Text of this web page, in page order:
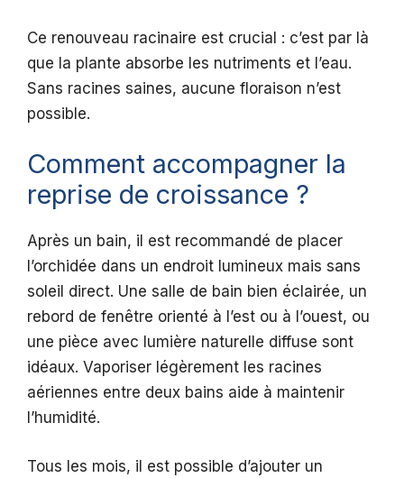
Ce renouveau racinaire est crucial : c’est par là
que la plante absorbe les nutriments et l’eau.
Sans racines saines, aucune floraison n’est
possible.
Comment accompagner la
reprise de croissance ?
Après un bain, il est recommandé de placer
l’orchidée dans un endroit lumineux mais sans
soleil direct. Une salle de bain bien éclairée, un
rebord de fenêtre orienté à l’est ou à l’ouest, ou
une pièce avec lumière naturelle diffuse sont
idéaux. Vaporiser légèrement les racines
aériennes entre deux bains aide à maintenir
l’humidité.
Tous les mois, il est possible d’ajouter un